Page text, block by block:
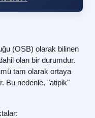
(OSB) olarak bilinen
olan bir durumdur.
tam olarak ortaya
Bu nedenle, "atipik"